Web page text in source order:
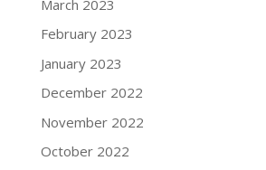
March 2023
February 2023
January 2023
December 2022
November 2022
October 2022